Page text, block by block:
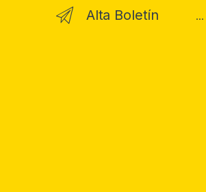
Alta Boletín ...